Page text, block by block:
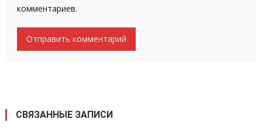
комментариев.
СВЯЗАННЫЕ ЗАПИСИ